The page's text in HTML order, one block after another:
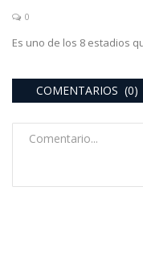
0
Es uno de los 8 estadios
COMENTARIOS (0)